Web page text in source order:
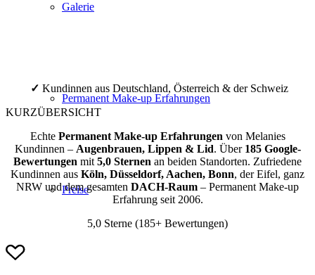
Galerie
Permanent Make-up Erfahrungen
Preise
✓ Kundinnen aus Deutschland, Österreich & der Schweiz
KURZÜBERSICHT
Echte Permanent Make-up Erfahrungen von Melanies
Kundinnen – Augenbrauen, Lippen & Lid. Über 185 Google-
Bewertungen mit 5,0 Sternen an beiden Standorten. Zufriedene
Kundinnen aus Köln, Düsseldorf, Aachen, Bonn, der Eifel, ganz
NRW und dem gesamten DACH-Raum – Permanent Make-up
Erfahrung seit 2006.
5,0 Sterne (185+ Bewertungen)